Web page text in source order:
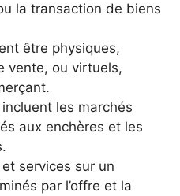
la transaction de biens
être physiques,
vente, ou virtuels,
incluent les marchés
aux enchères et les
services sur un
par l’offre et la